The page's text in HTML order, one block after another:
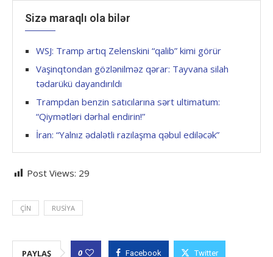
Sizə maraqlı ola bilər
WSJ: Tramp artıq Zelenskini “qalib” kimi görür
Vaşinqtondan gözlənilməz qərar: Tayvana silah
tədarükü dayandırıldı
Trampdan benzin satıcılarına sərt ultimatum:
“Qiymətləri dərhal endirin!”
İran: “Yalnız ədalətli razılaşma qəbul ediləcək”
Post Views: 29
ÇIN RUSIYA
PAYLAŞ 0 Facebook Twitter